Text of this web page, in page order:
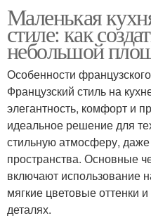
Маленькая
стиле: как
небольшой
Особенности
Французский стиль на
элегантность, комфорт и
идеальное решение для
стильную атмосферу,
пространства. Основные
включают использование
мягкие цветовые оттенки
деталях.